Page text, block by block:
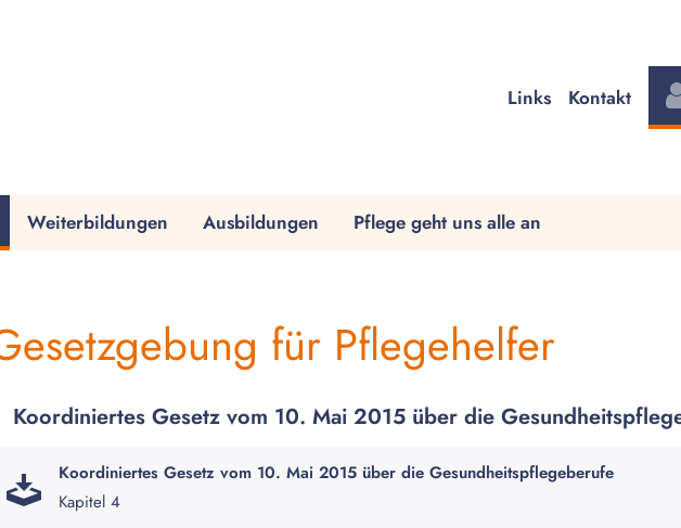
Links Kontakt
Weiterbildungen Ausbildungen Pflege geht uns alle an
für Pflegehelfer
Koordiniertes Gesetz vom 10. Mai 2015 über die
Koordiniertes Gesetz vom 10. Mai 2015 über die Gesundheitspflegeberufe
Kapitel 4